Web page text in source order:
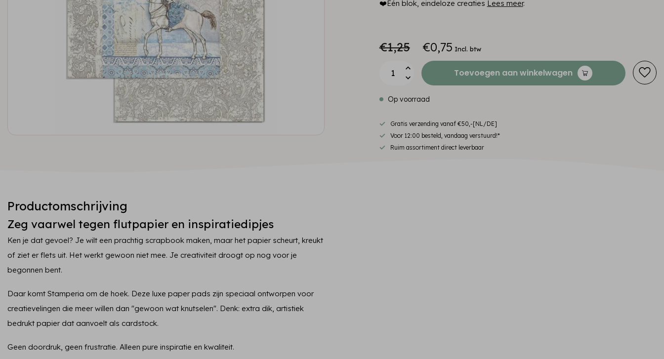
❤️Eén blok, eindeloze creaties Lees meer.
€1,25 €0,75 Incl. btw
Toevoegen aan winkelwagen
Op voorraad
Gratis verzending vanaf €50,-[NL/DE]
Voor 12:00 besteld, vandaag verstuurd!*
Ruim assortiment direct leverbaar
Productomschrijving
Zeg vaarwel tegen flutpapier en inspiratiedipjes
Ken je dat gevoel? Je wilt een prachtig scrapbook maken, maar het papier scheurt, kreukt
of ziet er flets uit. Het werkt gewoon niet mee. Je creativiteit droogt op nog voor je
begonnen bent.
Daar komt Stamperia om de hoek. Deze luxe paper pads zijn speciaal ontworpen voor
creatievelingen die meer willen dan "gewoon wat knutselen". Denk: extra dik, artistiek
bedrukt papier dat aanvoelt als cardstock.
Geen doordruk, geen frustratie. Alleen pure inspiratie en kwaliteit.